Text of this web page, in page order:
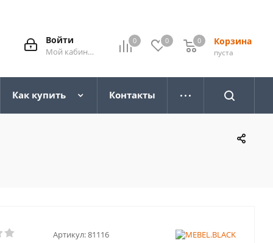
0 0 Корзина
0
пуста
0
Войти
Мой кабинет
Как купить Контакты
Артикул:81116